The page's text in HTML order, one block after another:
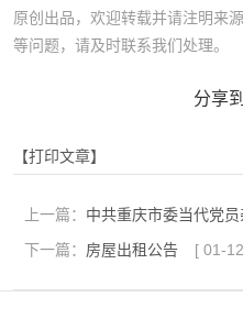
原创出品，欢迎转载并请注明来
等问题，请及时联系我们处理。
分享到
【打印文章】
上一篇：
下一篇： 房屋出租公告 [ 01-12